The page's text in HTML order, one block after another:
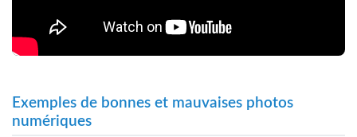
Exemples de bonnes et mauvaises photos
numériques